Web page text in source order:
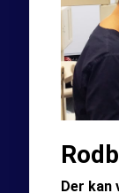
Der